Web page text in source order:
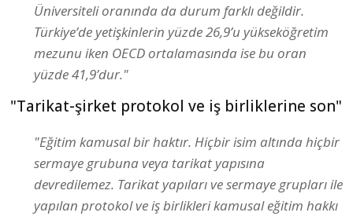
Üniversiteli oranında da durum farklı değildir.
Türkiye’de yetişkinlerin yüzde 26,9’u yükseköğretim
mezunu iken OECD ortalamasında ise bu oran
yüzde 41,9’dur."
"Tarikat-şirket protokol ve iş birliklerine son"
"Eğitim kamusal bir haktır. Hiçbir isim altında hiçbir
sermaye grubuna veya tarikat yapısına
devredilemez. Tarikat yapıları ve sermaye grupları ile
yapılan protokol ve iş birlikleri kamusal eğitim hakkı